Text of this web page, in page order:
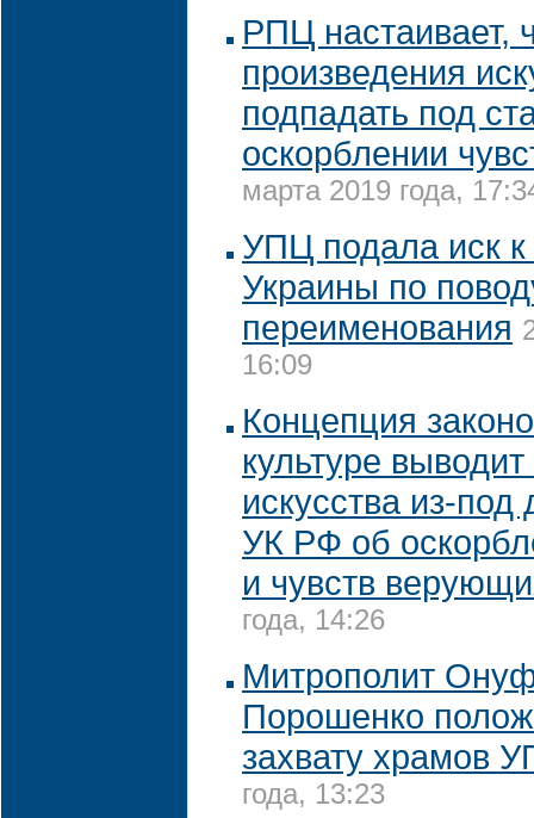
РПЦ настаивает,
произведения
подпадать под
оскорблении
марта 2019 года,
УПЦ подала иск
Украины по
переименования
16:09
Концепция
культуре
искусства из-под
УК РФ об
и чувств
года, 14:26
Митрополит
Порошенко
захвату храмов
года, 13:23